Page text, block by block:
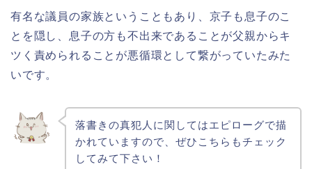
有名な議員の家族ということもあり、京子も息子のこ
とを隠し、息子の方も不出来であることが父親からキ
ツく責められることが悪循環として繋がっていたみた
いです。
落書きの真犯人に関してはエピローグで描
かれていますので、ぜひこちらもチェック
してみて下さい！